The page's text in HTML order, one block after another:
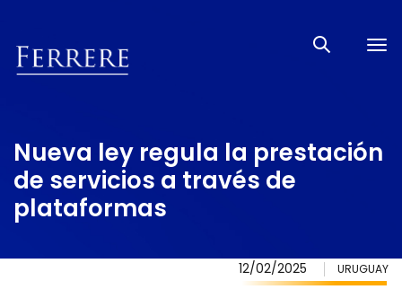
Nueva ley regula la prestación
de servicios a través de
plataformas
12/02/2025 URUGUAY